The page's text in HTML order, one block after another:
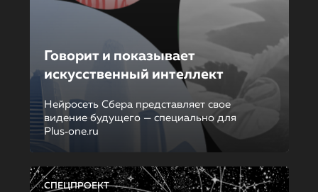
Говорит и показывает
искусственный интеллект
Нейросеть Сбера представляет свое
видение будущего — специально для
Plus‑one.ru
СПЕЦПРОЕКТ